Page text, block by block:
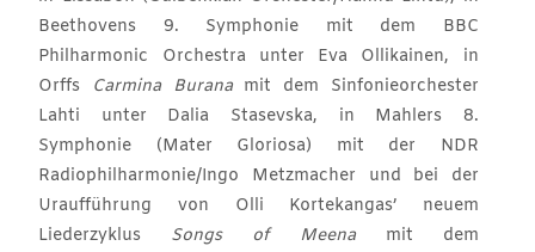
Beethovens 9. Symphonie mit dem BBC
Philharmonic Orchestra unter Eva Ollikainen, in
Orffs
Carmina Buranamit dem Sinfonieorchester
Lahti unter Dalia Stasevska, in Mahlers 8.
Symphonie (Mater Gloriosa) mit der NDR
Radiophilharmonie/Ingo Metzmacher und bei der
Uraufführung von Olli Kortekangas’ neuem
Liederzyklus Songs of Meenamit dem